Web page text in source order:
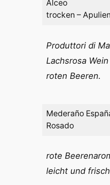
Alceo
trocken – Apulien
Produttori di
Lachsrosa
roten Beeren.
Mederaño
Rosado
rote
leicht und